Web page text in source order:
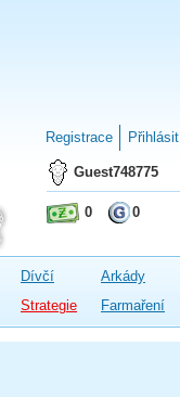
Registrace Přihlásit
Guest748775
0 0
Dívčí Arkády
Strategie Farmaření